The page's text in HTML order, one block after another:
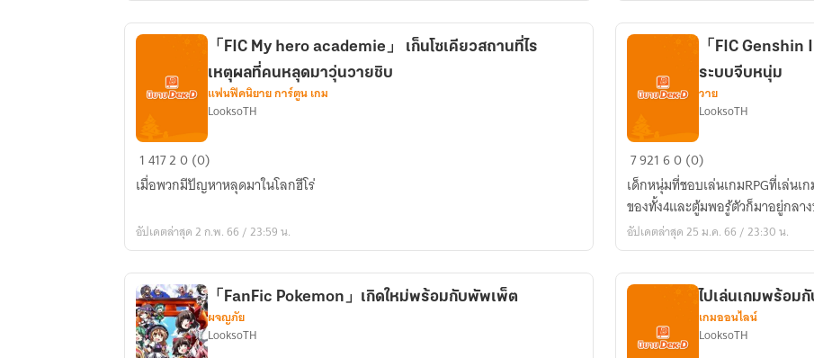
ไป
ป๊า
อา
「FIC
My
hero
เก็น
เคียว
สถาน
ที่
ไร
「FIC My hero academie」 เก็นโซเคียวสถานที่ไร
เหตุผลที่คนหลุดมาวุ่นวายชิบ
แฟนฟิคนิยาย การ์ตูน เกม
LooksoTH
141720 (0)
เมื่อพวกมีปัญหาหลุดมาในโลกฮีโร่
อัปเดตล่าสุด 2 ก.พ. 66 / 23:59 น.
「FIC
Genshin
Impact
」
「OC」
นาย
ระบบ
「FIC
ระบบจีบหนุ่ม
วาย
LooksoTH
792160 (0)
เด็กหนุ่มที่ชอบเล่นเกมRPGที่เล่น
ของทั้ง4และตู้มพอรู้ตัวก็มาอยู่กลา
อัปเดตล่าสุด 25 ม.ค. 66 / 23:30 น.
「Fan​Fic ​Pokemon」เกิดใหม่พร้อมกับพัพเพ็ต
ผจญภัย
LooksoTH
ไปเล่นเกมพร้อม
เกมออนไลน์
LooksoTH